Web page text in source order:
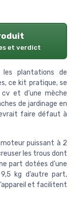
et verdict
plantations de
ce kit pratique, se
et d’une mèche
de jardinage en
faire défaut à
puissant à 2
les trous dont
part dotées d’une
kg d’autre part,
et facilitent